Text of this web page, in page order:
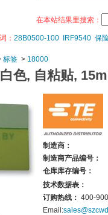
在本站结果里搜索：
： 28B0500-100 IRF9540 保
标签 > 18000
色, 自粘贴,
制造商：
制造商产品编号：
仓库库存编号：
技术数据表：
订购热线： 400-
Email: